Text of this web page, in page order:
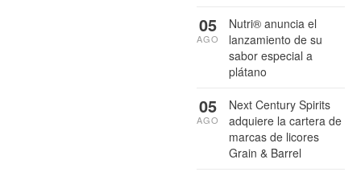
Nutri® anuncia el
lanzamiento de su
sabor especial a
plátano
05
AGO
Next Century Spirits
adquiere la cartera de
marcas de licores
Grain & Barrel
05
AGO